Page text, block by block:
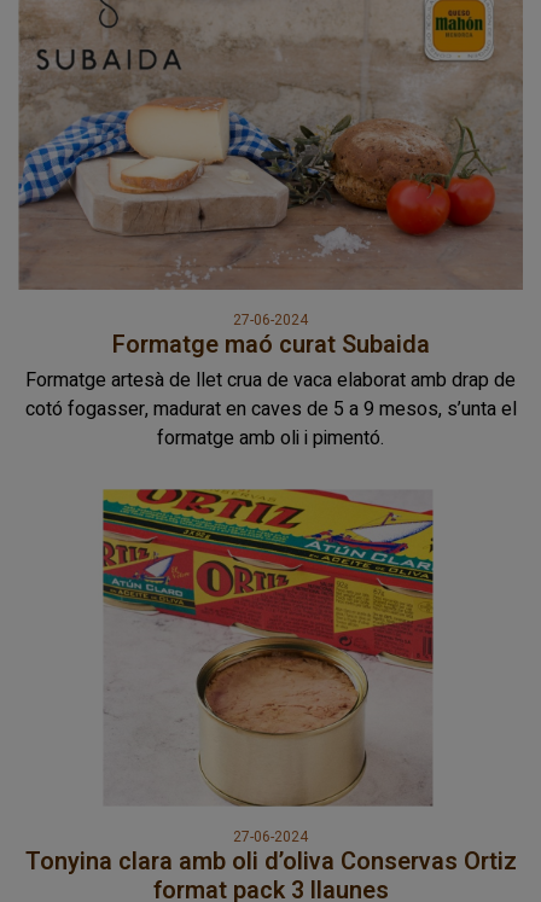
27-06-2024
Formatge maó curat Subaida
Formatge artesà de llet crua de vaca elaborat amb drap de
cotó fogasser, madurat en caves de 5 a 9 mesos, s’unta el
formatge amb oli i pimentó.
27-06-2024
Tonyina clara amb oli d’oliva Conservas Ortiz
format pack 3 llaunes